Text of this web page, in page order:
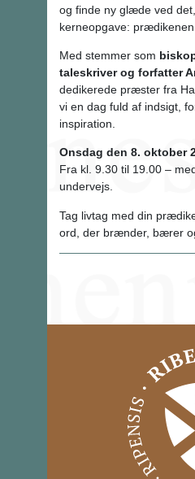
og finde ny glæde ved
kerneopgave: prædikenen.
Med stemmer som
taleskriver og forfatter
dedikerede præster fra
vi en dag fuld af indsigt,
inspiration.
Onsdag den 8. oktober
Fra kl. 9.30 til 19.00 –
undervejs.
Tag livtag med din
ord, der brænder, bærer